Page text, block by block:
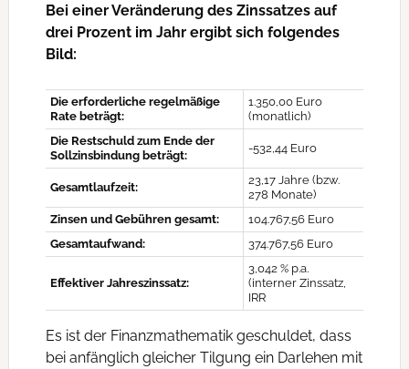
Bei einer Veränderung des Zinssatzes auf
drei Prozent im Jahr ergibt sich folgendes
Bild:
Die erforderliche regelmäßige
Rate beträgt:
1.350,00 Euro
(monatlich)
Die Restschuld zum Ende der
Sollzinsbindung beträgt:
-532,44 Euro
Gesamtlaufzeit:
23,17 Jahre (bzw.
278 Monate)
Zinsen und Gebühren gesamt:
104.767,56 Euro
Gesamtaufwand:
374.767,56 Euro
Effektiver Jahreszinssatz:
3,042 % p.a.
(interner Zinssatz,
IRR
Es ist der Finanzmathematik geschuldet, dass
bei anfänglich gleicher Tilgung ein Darlehen mit